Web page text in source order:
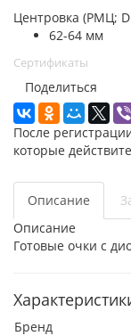
Центровка (РМЦ;
62-64 мм
Сертификаты
Поделиться
После
которые
Описание
Описание
Готовые очки с
Бренд